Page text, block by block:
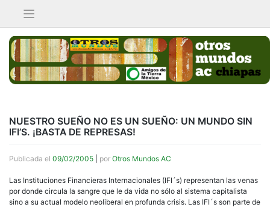
contenido
NUESTRO SUEÑO NO ES UN SUEÑO: UN MUNDO SIN
IFI’S. ¡BASTA DE REPRESAS!
Publicada el 09/02/2005 por Otros Mundos AC
Las Instituciones Financieras Internacionales (IFI´s) representan las venas
por donde circula la sangre que le da vida no sólo al sistema capitalista
sino a su actual modelo neoliberal en profunda crisis. Las IFI´s son parte de